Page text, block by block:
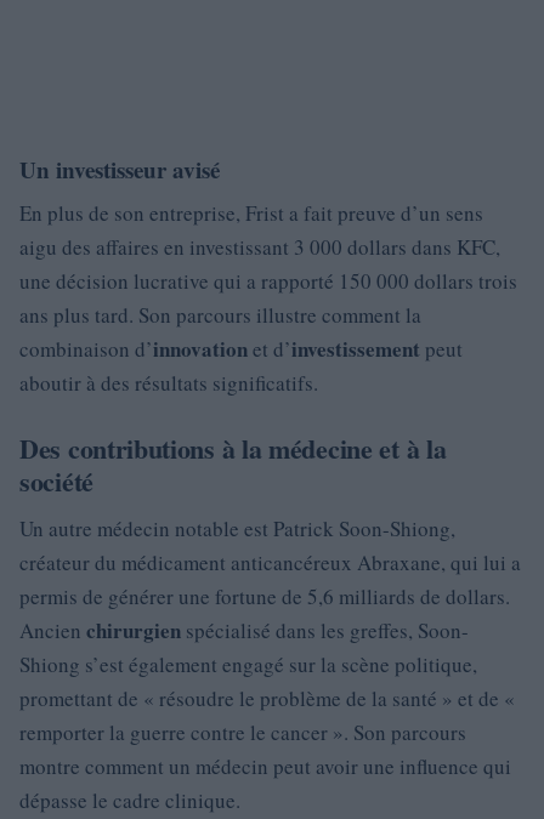
Un investisseur avisé
En plus de son entreprise, Frist a fait preuve d’un sens
aigu des affaires en investissant 3 000 dollars dans KFC,
une décision lucrative qui a rapporté 150 000 dollars trois
ans plus tard. Son parcours illustre comment la
combinaison d’innovationet d’investissement peut
aboutir à des résultats significatifs.
Des contributions à la médecine et à la
société
Un autre médecin notable est Patrick Soon-Shiong,
créateur du médicament anticancéreux Abraxane, qui lui a
permis de générer une fortune de 5,6 milliards de dollars.
Ancien chirurgien spécialisé dans les greffes, Soon-
Shiong s’est également engagé sur la scène politique,
promettant de « résoudre le problème de la santé » et de «
remporter la guerre contre le cancer ». Son parcours
montre comment un médecin peut avoir une influence qui
dépasse le cadre clinique.